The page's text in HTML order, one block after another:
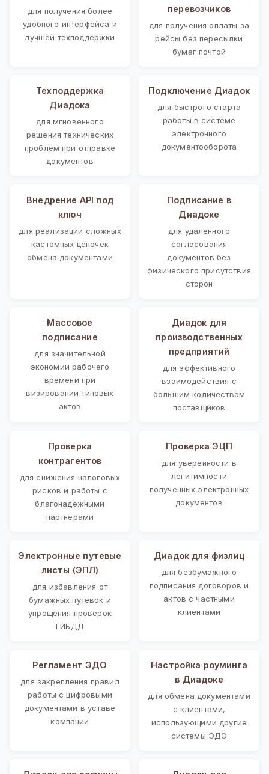
для получения более
удобного интерфейса и
лучшей техподдержки
перевозчиков
для получения оплаты за
рейсы без пересылки
бумаг почтой
Техподдержка
Диадока
для мгновенного
решения технических
проблем при отправке
документов
Подключение Диадок
для быстрого старта
работы в системе
электронного
документооборота
Внедрение API под
ключ
для реализации сложных
кастомных цепочек
обмена документами
Подписание в
Диадоке
для удаленного
согласования
документов без
физического присутствия
сторон
Массовое
подписание
для значительной
экономии рабочего
времени при
визировании типовых
актов
Диадок для
производственных
предприятий
для эффективного
взаимодействия с
большим количеством
поставщиков
Проверка
контрагентов
для снижения налоговых
рисков и работы с
благонадежными
партнерами
Проверка ЭЦП
для уверенности в
легитимности
полученных электронных
документов
Электронные путевые
листы (ЭПЛ)
для избавления от
бумажных путевок и
упрощения проверок
ГИБДД
Диадок для физлиц
для безбумажного
подписания договоров и
актов с частными
клиентами
Регламент ЭДО
для закрепления правил
работы с цифровыми
документами в уставе
компании
Настройка роуминга
в Диадоке
для обмена документами
с клиентами,
использующими другие
системы ЭДО